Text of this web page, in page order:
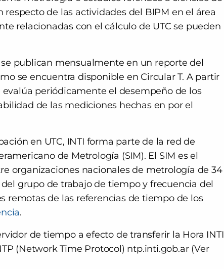
respecto de las actividades del BIPM en el área
relacionadas con el cálculo de UTC se pueden
publican mensualmente en un reporte del
se encuentra disponible en Circular T. A partir
periódicamente el desempeño de los
de las mediciones hechas en por el
en UTC, INTI forma parte de la red de
de Metrología (SIM). El SIM es el
organizaciones nacionales de metrología de 34
grupo de trabajo de tiempo y frecuencia del
remotas de las referencias de tiempo de los
.
de tiempo a efecto de transferir la Hora INTI
(Network Time Protocol) ntp.inti.gob.ar (Ver